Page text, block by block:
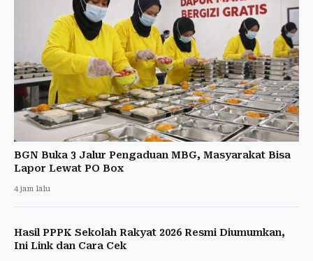
BGN Buka 3 Jalur Pengaduan MBG, Masyarakat Bisa
Lapor Lewat PO Box
4 jam lalu
Hasil PPPK Sekolah Rakyat 2026 Resmi Diumumkan,
Ini Link dan Cara Cek